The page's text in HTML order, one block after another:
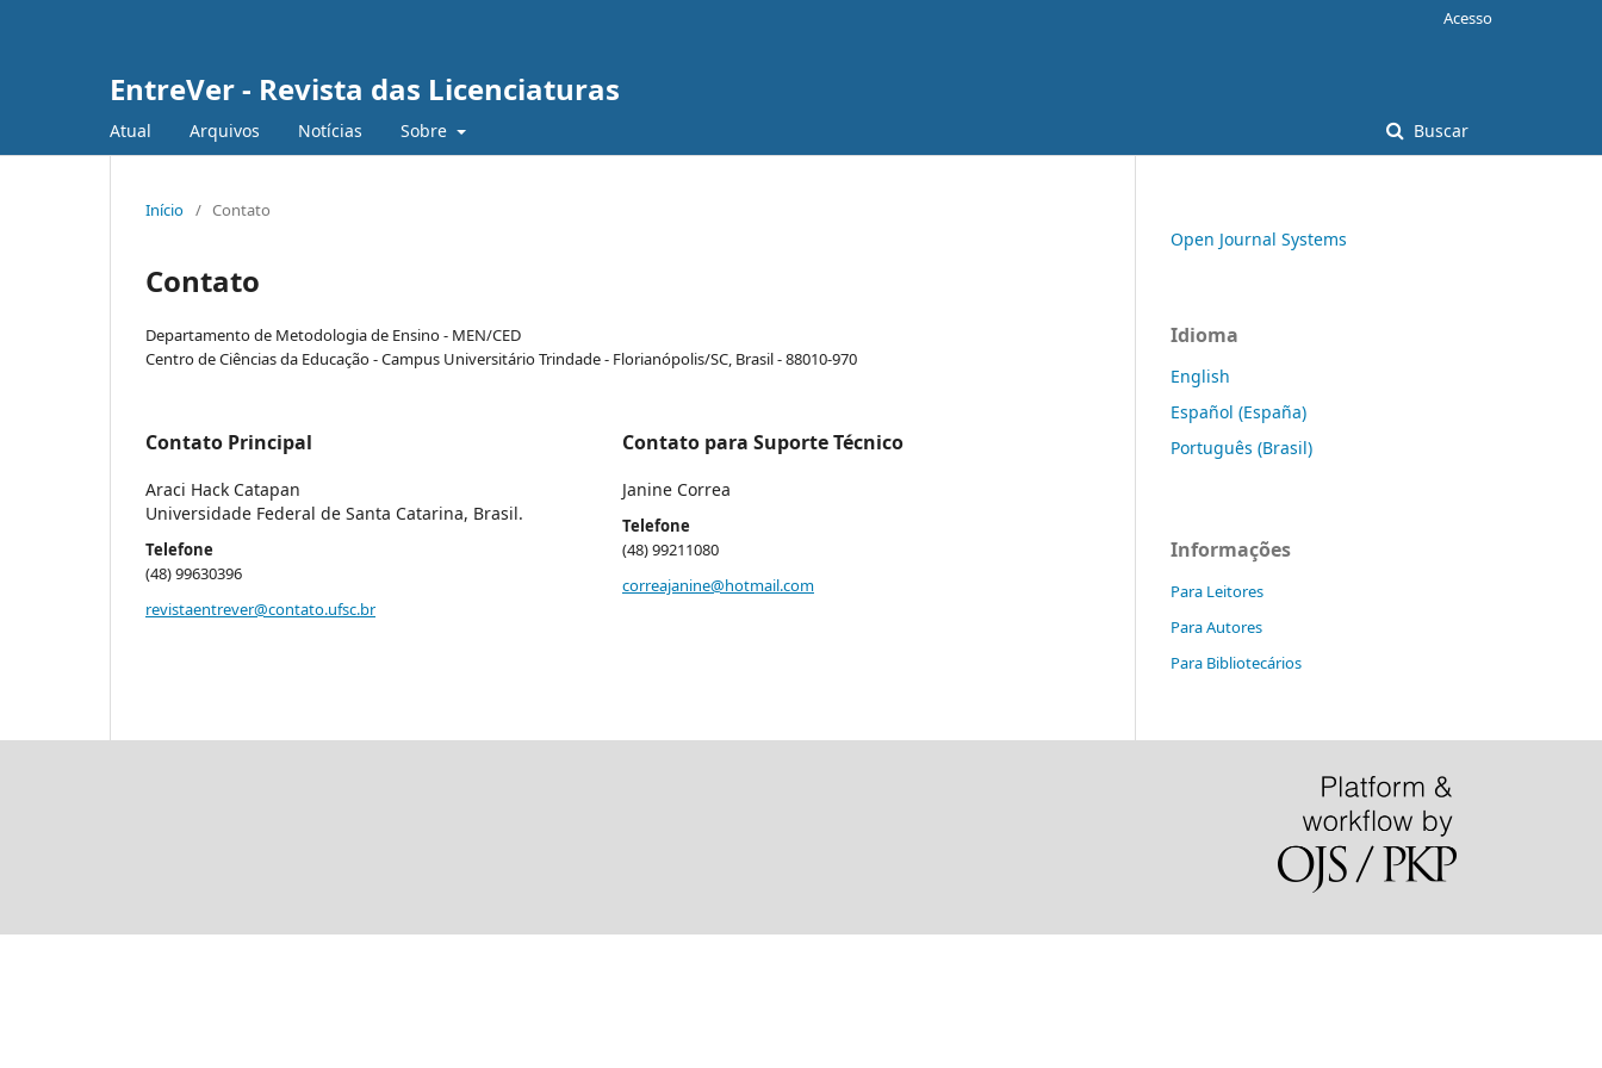
EntreVer - Revista das Licenciaturas
Atual Arquivos Notícias Sobre Buscar
Acesso
Início / Contato
Contato
Departamento de Metodologia de Ensino - MEN/CED
Centro de Ciências da Educação - Campus Universitário Trindade - Florianópolis/SC, Brasil - 88010-970
Contato Principal
Araci Hack Catapan
Universidade Federal de Santa Catarina, Brasil.
Telefone
(48) 99630396
revistaentrever@contato.ufsc.br
Contato para Suporte Técnico
Janine Correa
Telefone
(48) 99211080
correajanine@hotmail.com
Open Journal Systems
Idioma
English
Español (España)
Português (Brasil)
Informações
Para Leitores
Para Autores
Para Bibliotecários